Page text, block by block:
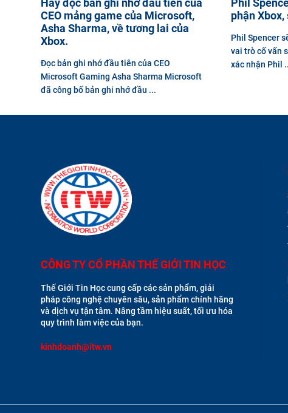
Hãy đọc bản ghi nhớ đầu tiên của
CEO mảng game của Microsoft,
Asha Sharma, về tương lai của
Xbox.
Đọc bản ghi nhớ đầu tiên của CEO
Microsoft Gaming Asha Sharma Microsoft
đã công bố bản ghi nhớ đầu ...
Phil
phận
Phil Spencer
vai trò cố vấn
xác nhận Phil
CÔNG TY CỔ PHẦN THẾ GIỚI TIN HỌC
Thế Giới Tin Học cung cấp các sản phẩm, giải
pháp công nghệ chuyên sâu, sản phẩm chính hãng
và dịch vụ tận tâm. Nâng tầm hiệu suất, tối ưu hóa
quy trình làm việc của bạn.
kinhdoanh@itw.vn